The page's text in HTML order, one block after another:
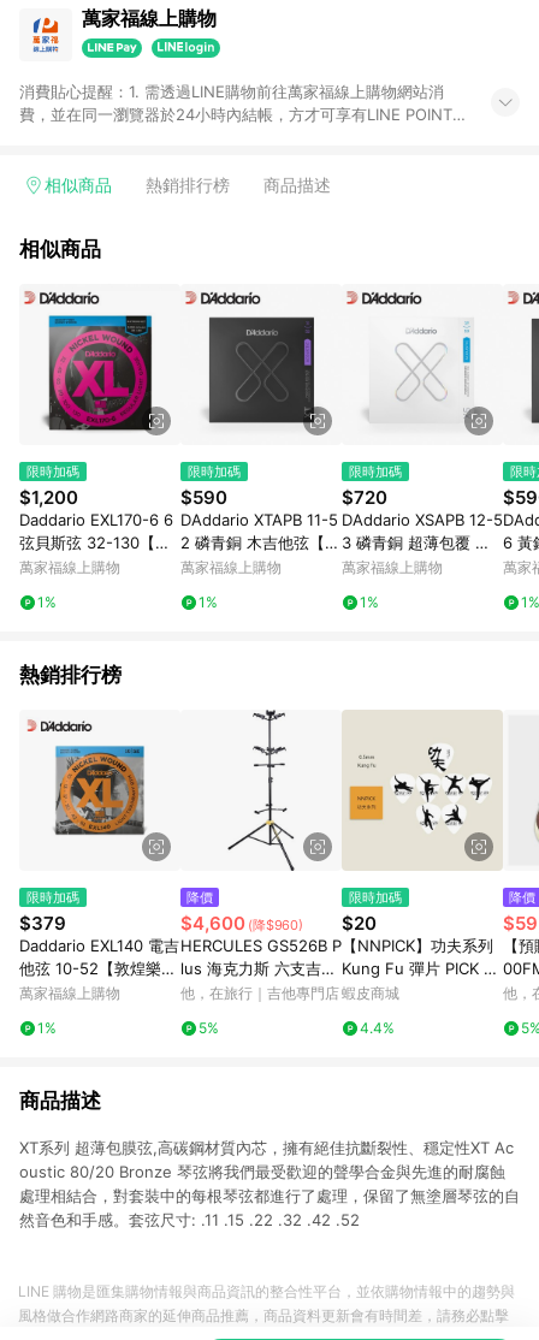
萬家福線上購物
消費貼心提醒：1. 需透過LINE購物前往萬家福線上購物網站消
費，並在同一瀏覽器於24小時內結帳，方才可享有LINE POINTS
4. 不具回饋資格種類商品：電子禮券。 5. 回饋點數計算將排除訂
錄，相關問題請於保留時間內聯絡客服中心，並由康達盛通生活
提供簡單、快速、輕鬆的購物流程及體驗，將不定期推出精選、
話題性或期間限定商品來滿足您的喜好。
相似商品 熱銷排行榜 商品描述
相似商品
限時加碼
$1,200
Daddario EXL170-6 6
弦貝斯弦 32-130【敦
煌樂器】
萬家福線上購物
1%
限時加碼
$590
DAddario XTAPB 11-5
2 磷青銅 木吉他弦【敦
煌樂器】
萬家福線上購物
1%
限時加碼
$720
DAddario XSAPB 12-5
3 磷青銅 超薄包覆 民
謠吉他弦【敦煌樂器】
萬家福線上購物
1%
限
6 黃
煌樂
萬家
1%
熱銷排行榜
限時加碼
$379
Daddario EXL140 電吉
他弦 10-52【敦煌樂
器】
萬家福線上購物
1%
降價
$4,600 (降$960)
HERCULES GS526B P
lus 海克力斯 六支吉他
架
他，在旅行｜吉他專門店
5%
限時加碼
$20
【NNPICK】功夫系列
Kung Fu 彈片 PICK 吉
他撥片 匹克
蝦皮商城
4.4%
降價
【
棉花
Tim
他，
商品描述
XT系列 超薄包膜弦,高碳鋼材質內芯，擁有絕佳抗斷裂性、穩定性XT Ac
oustic 80/20 Bronze 琴弦將我們最受歡迎的聲學合金與先進的耐腐蝕
處理相結合，對套裝中的每根琴弦都進行了處理，保留了無塗層琴弦的自
然音色和手感。套弦尺寸: .11 .15 .22 .32 .42 .52
LINE 購物是匯集購物情報與商品資訊的整合性平台，並依購物情報中的趨勢與
風格做合作網路商家的延伸商品推薦，商品資料更新會有時間差，請務必點擊